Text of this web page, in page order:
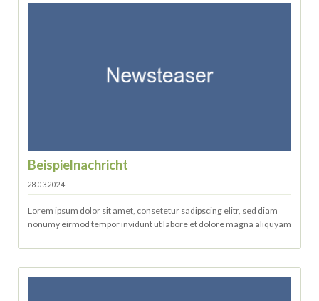
Beispielnachricht
28.03.2024
Lorem ipsum dolor sit amet, consetetur sadipscing elitr, sed diam
nonumy eirmod tempor invidunt ut labore et dolore magna aliquyam